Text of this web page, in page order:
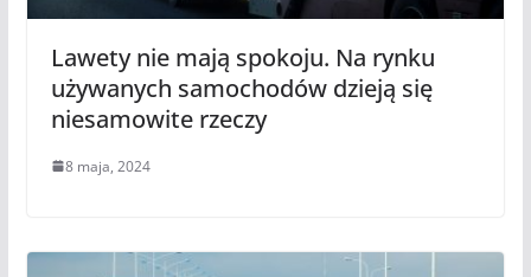
Lawety nie mają spokoju. Na rynku
używanych samochodów dzieją się
niesamowite rzeczy
8 maja, 2024